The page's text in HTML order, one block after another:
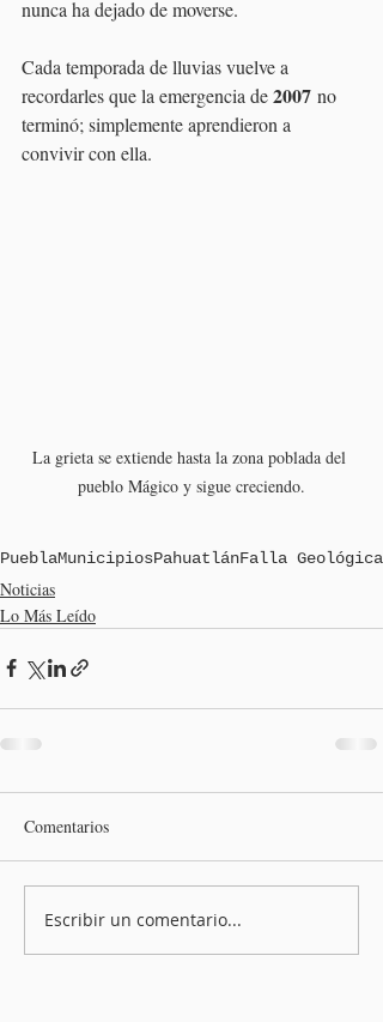
nunca ha dejado de moverse.
Cada temporada de lluvias vuelve a
recordarles que la emergencia de 2007 no
terminó; simplemente aprendieron a
convivir con ella.
La grieta se extiende hasta la zona poblada del
pueblo Mágico y sigue creciendo.
PueblaMunicipiosPahuatlánFalla Geológica
Noticias
Lo Más Leído
Comentarios
Escribir un comentario...